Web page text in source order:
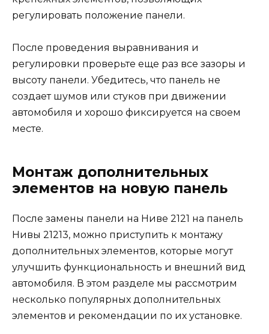
регулировать положение панели.
После проведения выравнивания и
регулировки проверьте еще раз все зазоры и
высоту панели. Убедитесь, что панель не
создает шумов или стуков при движении
автомобиля и хорошо фиксируется на своем
месте.
Монтаж дополнительных
элементов на новую панель
После замены панели на Ниве 2121 на панель
Нивы 21213, можно приступить к монтажу
дополнительных элементов, которые могут
улучшить функциональность и внешний вид
автомобиля. В этом разделе мы рассмотрим
несколько популярных дополнительных
элементов и рекомендации по их установке.